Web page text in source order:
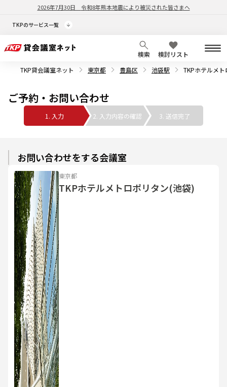
2026年7月30日 令和8年熊本地震により被災された皆さまへ
TKPのサービス一覧
検索
検討リスト
TKP貸会議室ネット
東京都 豊島区 池袋駅 TKPホテルメ
ご予約・お問い合わせ
1. 入力 2. 入力内容の確認 3. 送信完了
お問い合わせをする会議室
東京都
TKPホテルメトロポリタン(池袋)